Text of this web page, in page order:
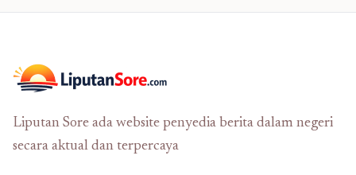
Liputan Sore ada website penyedia berita dalam negeri
secara aktual dan terpercaya